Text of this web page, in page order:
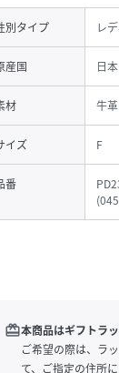
別タイプ レ
産国 日本
材 牛革
イズ F
番
(
redeem本商品はギフトラ
ご希望の際は、ラ
て、ご指定の住所に